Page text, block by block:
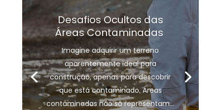
Desafios Ocultos das
Áreas Contaminadas
Imagine adquirir um terreno
aparentemente ideal para
construção, apenas para descobrir
que está contaminado. Áreas
contaminadas não só representam...